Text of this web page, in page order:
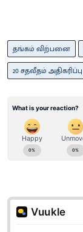
தங்கம் விற்பனை
20 சதவீதம் அதிகரிப்பு